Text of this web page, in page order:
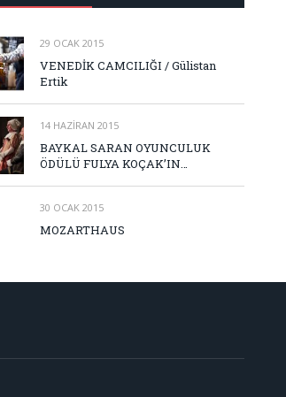
29 OCAK 2015
VENEDİK CAMCILIĞI / Gülistan
Ertik
14 HAZIRAN 2015
BAYKAL SARAN OYUNCULUK
ÖDÜLÜ FULYA KOÇAK’IN…
30 OCAK 2015
MOZARTHAUS